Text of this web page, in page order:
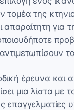
τομέα της
απαραίτητη για
έρευνα και
μια λίστα με
επαγγελματίες